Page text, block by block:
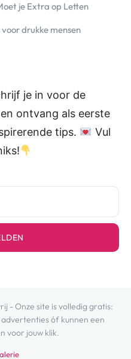
je Extra op Letten
drukke mensen
je in voor de
en ontvang als eerste
tips.
Vul
- Onze site is volledig gratis:
óf kunnen een
voor jouw klik.